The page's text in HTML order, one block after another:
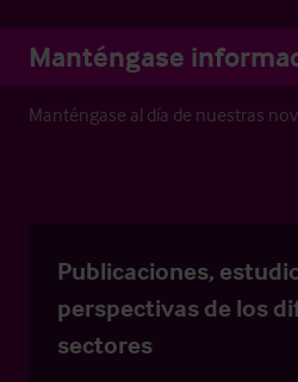
Manténgase
Manténgase al día de nuestras
Publicaciones,
perspectivas de los
sectores